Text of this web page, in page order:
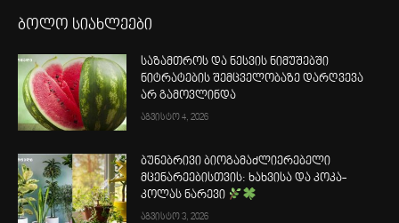
ბოლო სიახლეები
საზამთროს და ნესვის ნიმუშებში
ნიტრატების შემცველობაზე დარღვევა
არ გამოვლინდა
აგვისტო 4, 2026
ბუნებრივი ბიოგამაძლიერებელი
მცენარეებისთვის: ხახვისა და კოკა-
კოლას ნარევი
აგვისტო 3, 2026